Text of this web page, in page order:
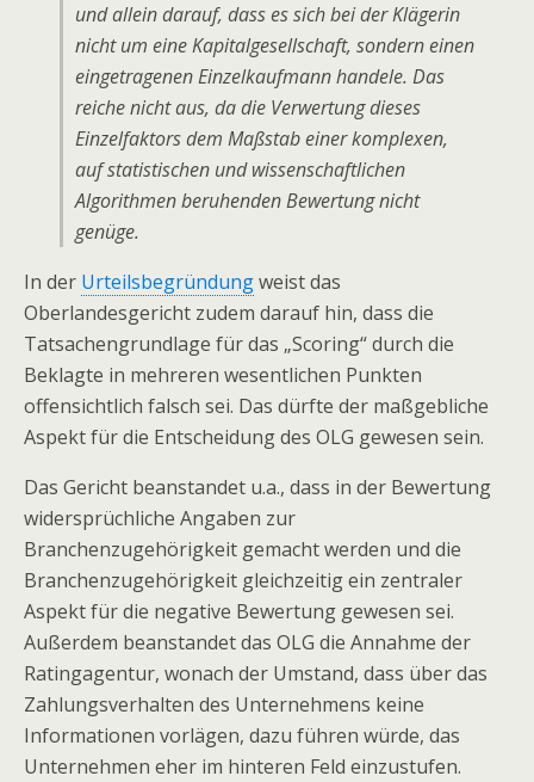
und allein darauf, dass es sich bei der Klägerin
nicht um eine Kapitalgesellschaft, sondern einen
eingetragenen Einzelkaufmann handele. Das
reiche nicht aus, da die Verwertung dieses
Einzelfaktors dem Maßstab einer komplexen,
auf statistischen und wissenschaftlichen
Algorithmen beruhenden Bewertung nicht
genüge.
In der Urteilsbegründungweist das
Oberlandesgericht zudem darauf hin, dass die
Tatsachengrundlage für das „Scoring“ durch die
Beklagte in mehreren wesentlichen Punkten
offensichtlich falsch sei. Das dürfte der maßgebliche
Aspekt für die Entscheidung des OLG gewesen sein.
Das Gericht beanstandet u.a., dass in der Bewertung
widersprüchliche Angaben zur
Branchenzugehörigkeit gemacht werden und die
Branchenzugehörigkeit gleichzeitig ein zentraler
Aspekt für die negative Bewertung gewesen sei.
Außerdem beanstandet das OLG die Annahme der
Ratingagentur, wonach der Umstand, dass über das
Zahlungsverhalten des Unternehmens keine
Informationen vorlägen, dazu führen würde, das
Unternehmen eher im hinteren Feld einzustufen.